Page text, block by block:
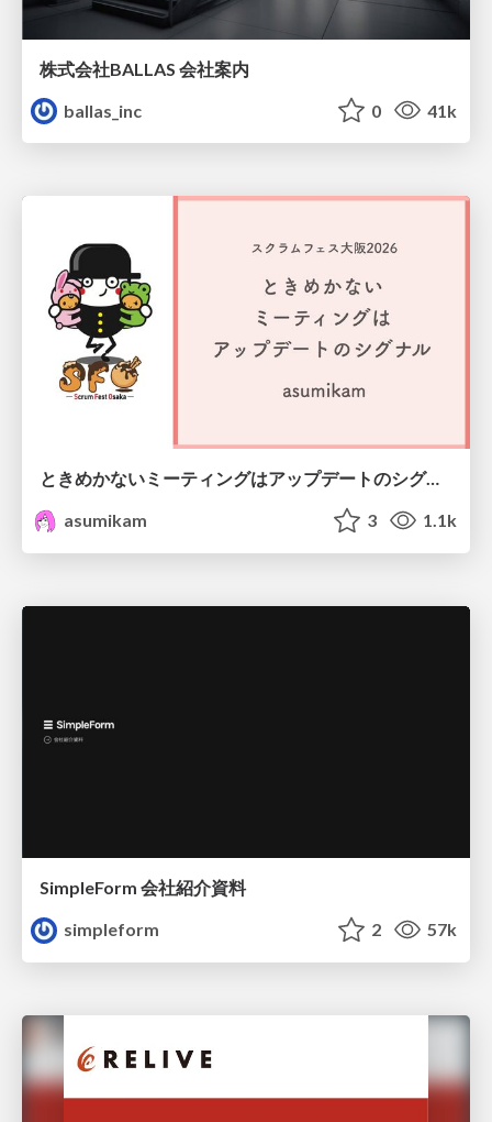
株式会社BALLAS 会社案内
ballas_inc
0 41k
ときめかないミーティングはアップデートのシグナル #scrumosaka
asumikam
3 1.1k
SimpleForm 会社紹介資料
simpleform
2 57k